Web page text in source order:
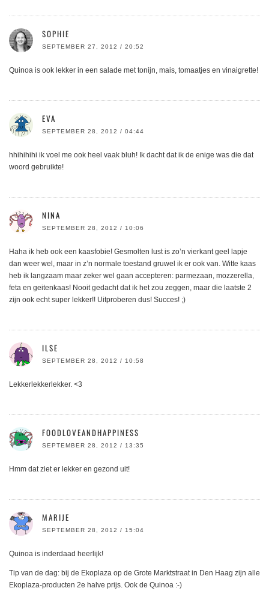
SOPHIE
SEPTEMBER 27, 2012 / 20:52
Quinoa is ook lekker in een salade met tonijn, mais, tomaatjes en vinaigrette!
EVA
SEPTEMBER 28, 2012 / 04:44
hhihihihi ik voel me ook heel vaak bluh! Ik dacht dat ik de enige was die dat
woord gebruikte!
NINA
SEPTEMBER 28, 2012 / 10:06
Haha ik heb ook een kaasfobie! Gesmolten lust is zo’n vierkant geel lapje
dan weer wel, maar in z’n normale toestand gruwel ik er ook van. Witte kaas
heb ik langzaam maar zeker wel gaan accepteren: parmezaan, mozzerella,
feta en geitenkaas! Nooit gedacht dat ik het zou zeggen, maar die laatste 2
zijn ook echt super lekker!! Uitproberen dus! Succes! ;)
ILSE
SEPTEMBER 28, 2012 / 10:58
Lekkerlekkerlekker. <3
FOODLOVEANDHAPPINESS
SEPTEMBER 28, 2012 / 13:35
Hmm dat ziet er lekker en gezond uit!
MARIJE
SEPTEMBER 28, 2012 / 15:04
Quinoa is inderdaad heerlijk!
Tip van de dag: bij de Ekoplaza op de Grote Marktstraat in Den Haag zijn alle
Ekoplaza-producten 2e halve prijs. Ook de Quinoa :-)